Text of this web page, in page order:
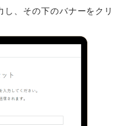
、その下のバナーをクリ